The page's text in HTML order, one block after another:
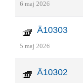
6 maj 2026
Ä10303
5 maj 2026
Ä10302